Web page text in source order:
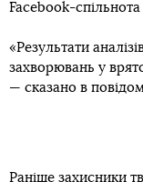
Facebook-
«Результати
захворювань у
— сказано в
Раніше захисники